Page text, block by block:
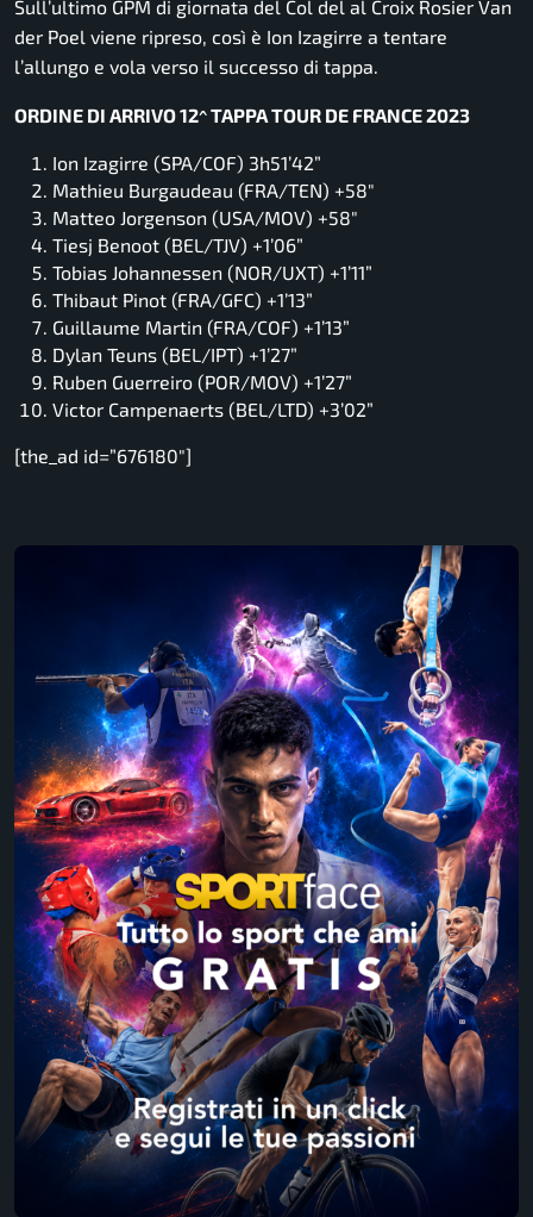
Sull’ultimo GPM di giornata del Col del al Croix Rosier Van
der Poel viene ripreso, così è Ion Izagirre a tentare
l’allungo e vola verso il successo di tappa.
ORDINE DI ARRIVO 12^ TAPPA TOUR DE FRANCE 2023
Ion Izagirre (SPA/COF) 3h51’42”
Mathieu Burgaudeau (FRA/TEN) +58″
Matteo Jorgenson (USA/MOV) +58″
Tiesj Benoot (BEL/TJV) +1’06”
Tobias Johannessen (NOR/UXT) +1’11”
Thibaut Pinot (FRA/GFC) +1’13”
Guillaume Martin (FRA/COF) +1’13”
Dylan Teuns (BEL/IPT) +1’27”
Ruben Guerreiro (POR/MOV) +1’27”
Victor Campenaerts (BEL/LTD) +3’02”
[the_ad id=”676180″]